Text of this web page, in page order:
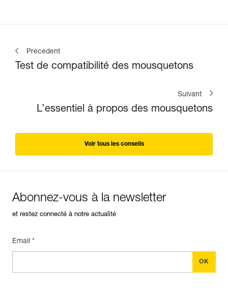
Précédent
Test de compatibilité des mousquetons
Suivant
L’essentiel à propos des mousquetons
Voir tous les conseils
Abonnez-vous à la newsletter
et restez connecté à notre actualité
Email *